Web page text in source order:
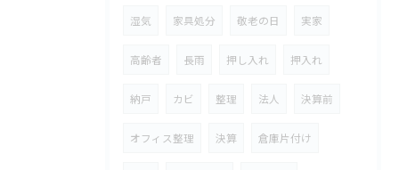
湿気 家具処分 敬老の日 実家
高齢者 長雨 押し入れ 押入れ
納戸 カビ 整理 法人 決算前
オフィス整理 決算 倉庫片付け